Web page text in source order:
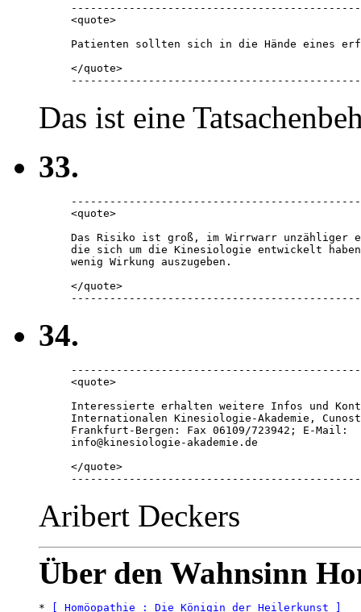
<quote>
Patienten sollten sich in die Hände eines
</quote>
Das ist eine
33.
<quote>
Das Risiko ist groß, im Wirrwarr unzähliger
die sich um die Kinesiologie entwickelt
wenig Wirkung auszugeben.
</quote>
34.
<quote>
Interessierte erhalten weitere Infos und
Internationalen Kinesiologie-Akademie,
Frankfurt-Bergen: Fax 06109/723942; E-Mail:
info@kinesiologie-akademie.de
</quote>
Aribert Deckers
Über den Wahnsinn
*
[ Homöopathie : Die Königin der Heilerkunst ]